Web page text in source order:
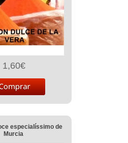
1,60€
especialíssimo de
Murcia